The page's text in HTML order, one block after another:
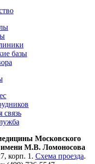
базы
связь
Московского
имени М.В. Ломоносова
корп. 1. Схема проезда.